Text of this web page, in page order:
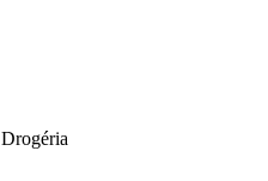
Drogéria